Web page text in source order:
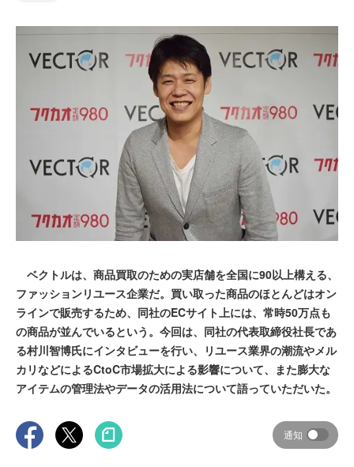
ベクトルは、商品買取のための実店舗を全国に90以上構える、
ファッションリユース企業だ。買い取った商品のほとんどはオン
ラインで販売するため、同社のECサイト上には、常時50万点も
の商品が並んでいるという。今回は、同社の代表取締役社長であ
る村川智博氏にインタビューを行い、リユース業界の潮流やメル
カリなどによるCtoC市場拡大による影響について、また膨大な
アイテムの管理法やデータの活用法について語っていただいた。
通知